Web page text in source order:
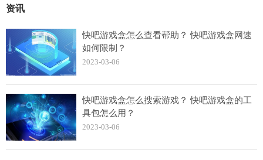
资讯
快吧游戏盒怎么查看帮助？ 快吧游戏盒网速
如何限制？
2023-03-06
快吧游戏盒怎么搜索游戏？ 快吧游戏盒的工
具包怎么用？
2023-03-06